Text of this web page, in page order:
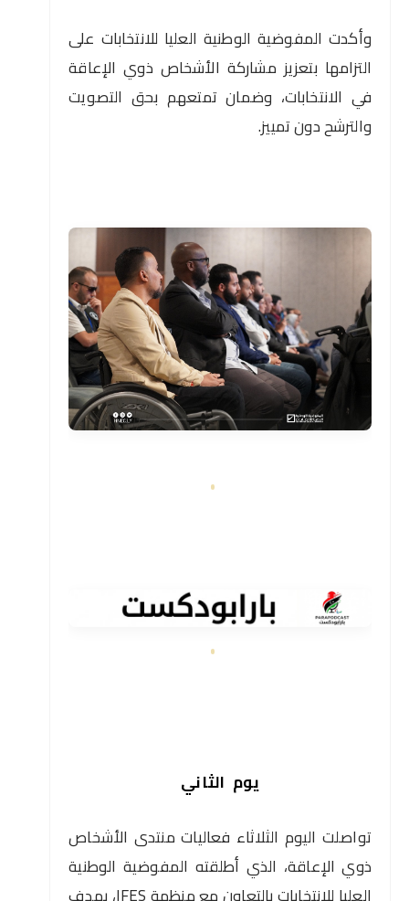
وأكدت المفوضية الوطنية العليا للانتخابات على
التزامها بتعزيز مشاركة الأشخاص ذوي الإعاقة
في الانتخابات، وضمان تمتعهم بحق التصويت
والترشح دون تمييز.
يوم الثاني
تواصلت اليوم الثلاثاء فعاليات منتدى الأشخاص
ذوي الإعاقة، الذي أطلقته المفوضية الوطنية
العليا للانتخابات بالتعاون مع منظمة IFES، بهدف